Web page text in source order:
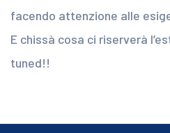
facendo attenzione alle
E chissà cosa ci riserverà
tuned!!